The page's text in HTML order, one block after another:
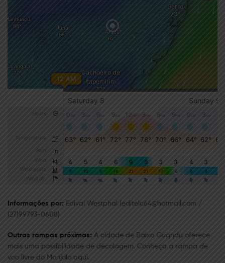
Informações por: Edival Westphal (editelc64@hotmail.com /
(27)99793-0608)
Outras rampas próximas: A cidade de Baixo Guandu oferece
mais uma possibilidade de decolagem. Conheça a rampa de
voo livre do Monjolo aqui.